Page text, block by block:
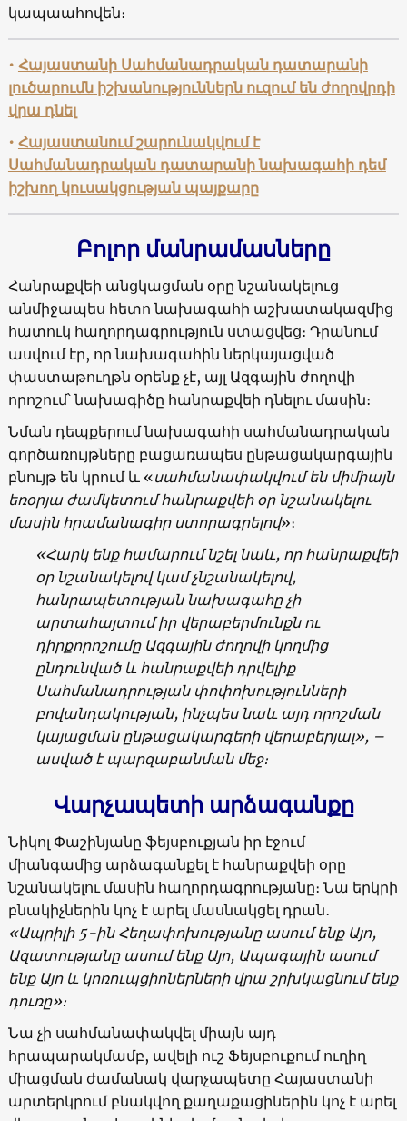
կապաահովեն։
• Հայաստանի Սահմանադրական դատարանի
լուծարումն իշխանություններն ուզում են ժողովրդի
վրա դնել
• Հայաստանում շարունակվում է
Սահմանադրական դատարանի նախագահի դեմ
իշխող կուսակցության պայքարը
Բոլոր մանրամասները
Հանրաքվեի անցկացման օրը նշանակելուց
անմիջապես հետո նախագահի աշխատակազմից
հատուկ հաղորդագրություն ստացվեց։ Դրանում
ասվում էր, որ նախագահին ներկայացված
փաստաթուղթն օրենք չէ, այլ Ազգային ժողովի
որոշում՝ նախագիծը հանրաքվեի դնելու մասին։
Նման դեպքերում նախագահի սահմանադրական
գործառույթները բացառապես ընթացակարգային
բնույթ են կրում և «սահմանափակվում են միմիայն
եռօրյա ժամկետում հանրաքվեի օր նշանակելու
մասին հրամանագիր ստորագրելով»։
«Հարկ ենք համարում նշել նաև, որ հանրաքվեի
օր նշանակելով կամ չնշանակելով,
հանրապետության նախագահը չի
արտահայտում իր վերաբերմունքն ու
դիրքորոշումը Ազգային ժողովի կողմից
ընդունված և հանրաքվեի դրվելիք
Սահմանադրության փոփոխությունների
բովանդակության, ինչպես նաև այդ որոշման
կայացման ընթացակարգերի վերաբերյալ», –
ասված է պարզաբանման մեջ։
Վարչապետի արձագանքը
Նիկոլ Փաշինյանը ֆեյսբուքյան իր էջում
միանգամից արձագանքել է հանրաքվեի օրը
նշանակելու մասին հաղորդագրությանը։ Նա երկրի
բնակիչներին կոչ է արել մասնակցել դրան․
«Ապրիլի 5-ին Հեղափոխությանը ասում ենք Այո,
Ազատությանը ասում ենք Այո, Ապագային ասում
ենք Այո և կոռուպցիոներների վրա շրխկացնում ենք
դուռը»։
Նա չի սահմանափակվել միայն այդ
հրապարակմամբ, ավելի ուշ Ֆեյսբուքում ուղիղ
միացման ժամանակ վարչապետը Հայաստանի
արտերկրում բնակվող քաղաքացիներին կոչ է արել